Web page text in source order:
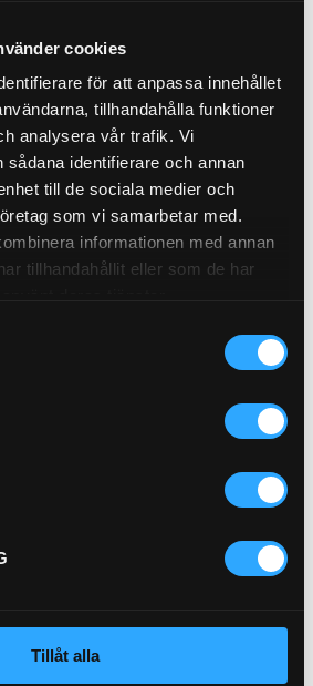
cookies
för att anpassa innehållet
tillhandahålla funktioner
analysera vår trafik. Vi
sådana identifierare och annan
till de sociala medier och
som vi samarbetar med.
informationen med annan
tillhandahållit eller som de har
Tillåt alla
Syntetisk hydraulolja baserad på
Avsedd för året-runt-bruk i mobila och
stationära hydraulsystem.
Rekommenderas särskilt för
områden där hög biologisk ned
…
Pris exkl. 16 367.31
HYD.OLJA HOLBEIN BIO
Syntetisk hydraulolja baserad
året-runt-bruk i mobila och
stationära hydraulsystem.
användning i känsliga
…